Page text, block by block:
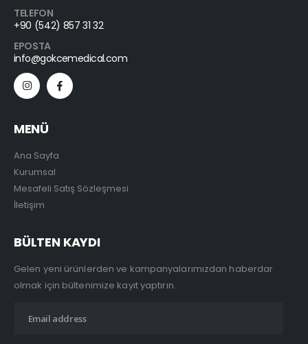
TELEFON
+90 (542) 857 31 32
EPOSTA
info@gokcemedical.com
MENÜ
Ana Sayfa
Kurumsal
Mesafeli Satış Sözleşmesi
İletişim
BÜLTEN KAYDI
Gelen yeni ürünlerden ve kampanyalarımızdan haberdar
olmak için bültenimize kayıt yaptırın.